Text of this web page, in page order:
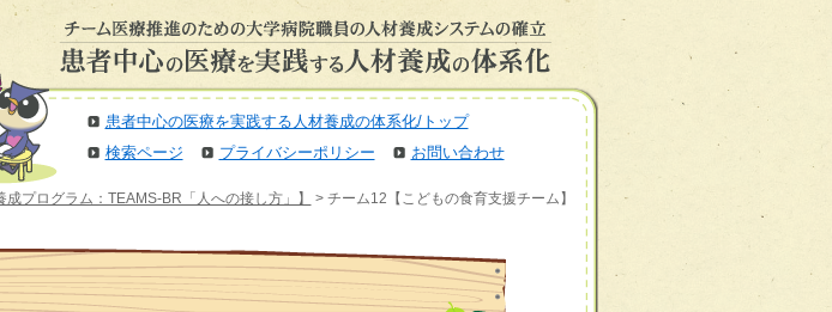
患者中心の医療を実践する人材養成の体系化/トップ
検索ページ
プライバシーポリシー お問い合わせ
プログラム：TEAMS-BR「人への接し方」】 > チーム12【こどもの食育支援チーム】